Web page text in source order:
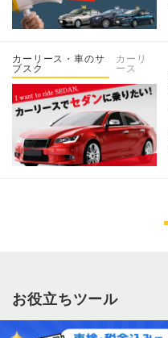
カーリース・車のサ
ブスク
カーリ
ース
お役立ちツール